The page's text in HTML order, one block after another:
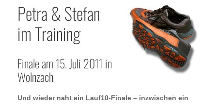
Petra & Stefan
im Training
Finale am 15. Juli 2011 in
Wolnzach
Und wieder naht ein Lauf10-Finale – inzwischen ein